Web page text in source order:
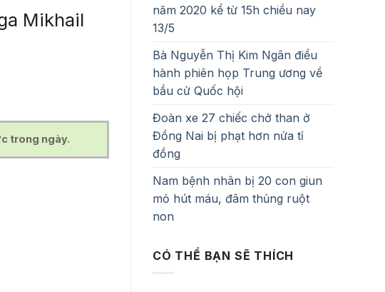
Mikhail
trong ngày.
năm 2020 kể từ 15h chiều nay
13/5
Bà Nguyễn Thị Kim Ngân điều
hành phiên họp Trung ương về
bầu cử Quốc hội
Đoàn xe 27 chiếc chở than ở
Đồng Nai bị phạt hơn nửa tỉ
đồng
Nam bệnh nhân bị 20 con giun
mỏ hút máu, đâm thủng ruột
non
CÓ THỂ BẠN SẼ THÍCH